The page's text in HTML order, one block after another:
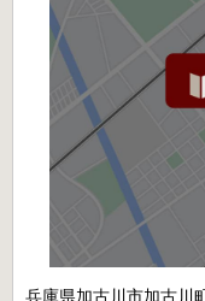
兵庫県加古川市加古川